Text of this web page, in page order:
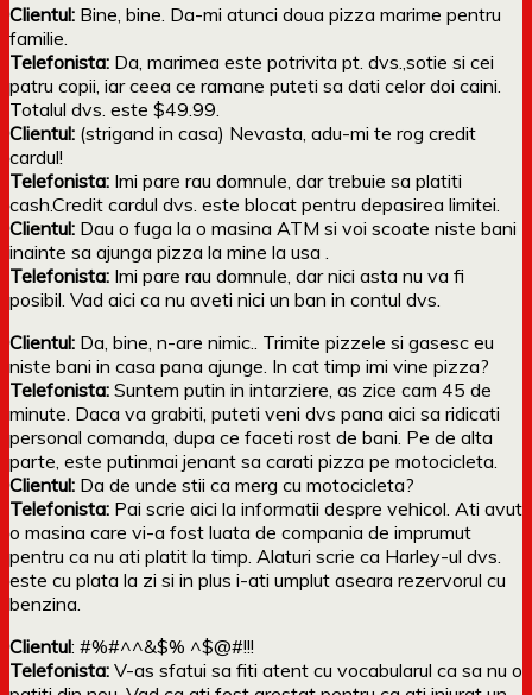
Clientul: Bine, bine. Da-mi atunci doua pizza marime pentru
familie.
Telefonista: Da, marimea este potrivita pt. dvs.,sotie si cei
patru copii, iar ceea ce ramane puteti sa dati celor doi caini.
Totalul dvs. este $49.99.
Clientul: (strigand in casa) Nevasta, adu-mi te rog credit
cardul!
Telefonista: Imi pare rau domnule, dar trebuie sa platiti
cash.Credit cardul dvs. este blocat pentru depasirea limitei.
Clientul: Dau o fuga la o masina ATM si voi scoate niste bani
inainte sa ajunga pizza la mine la usa .
Telefonista: Imi pare rau domnule, dar nici asta nu va fi
posibil. Vad aici ca nu aveti nici un ban in contul dvs.
Clientul: Da, bine, n-are nimic.. Trimite pizzele si gasesc eu
niste bani in casa pana ajunge. In cat timp imi vine pizza?
Telefonista: Suntem putin in intarziere, as zice cam 45 de
minute. Daca va grabiti, puteti veni dvs pana aici sa ridicati
personal comanda, dupa ce faceti rost de bani. Pe de alta
parte, este putinmai jenant sa carati pizza pe motocicleta.
Clientul: Da de unde stii ca merg cu motocicleta?
Telefonista: Pai scrie aici la informatii despre vehicol. Ati avut
o masina care vi-a fost luata de compania de imprumut
pentru ca nu ati platit la timp. Alaturi scrie ca Harley-ul dvs.
este cu plata la zi si in plus i-ati umplut aseara rezervorul cu
benzina.
Clientul: #%#^^&$% ^$@#!!!
Telefonista: V-as sfatui sa fiti atent cu vocabularul ca sa nu o